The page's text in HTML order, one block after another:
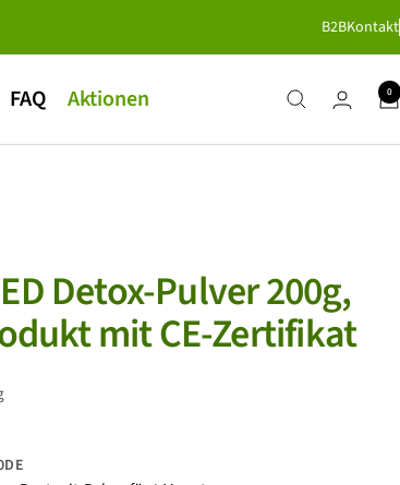
B2BKontakt
FAQ Aktionen 0
Detox-Pulver 200g,
mit CE-Zertifikat